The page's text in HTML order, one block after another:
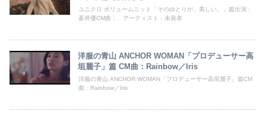
ユニクロ ボリュームニット「そのゆとりが、美しい。」篇出演：
蒼井優CM曲：、アーティスト：未発表
洋服の青山 ANCHOR WOMAN「プロデューサー高
垣麗子」篇 CM曲：Rainbow／Iris
洋服の青山 ANCHOR WOMAN「プロデューサー高垣麗子」篇CM
曲：Rainbow／Iris